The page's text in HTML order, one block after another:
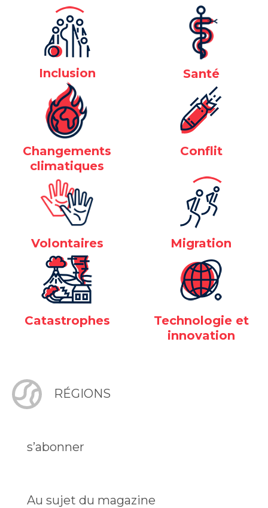
Inclusion Santé
Changements
climatiques
Conflit
Volontaires Migration
Catastrophes
Technologie et
innovation
RÉGIONS
s’abonner
Au sujet du magazine